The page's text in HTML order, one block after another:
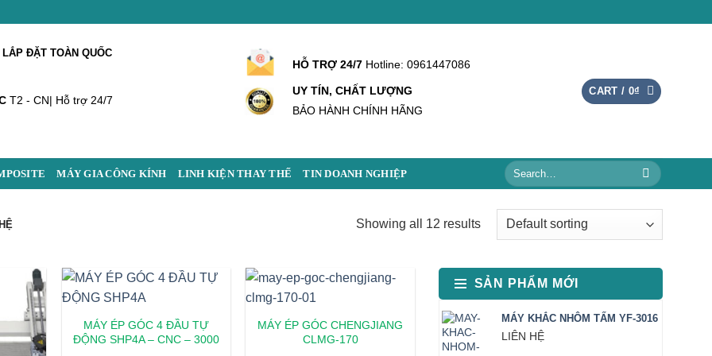
ĐẶT TOÀN QUỐC
T2 - CN| Hỗ trợ 24/7
HỖ TRỢ 24/7 Hotline: 0961447086
UY TÍN, CHẤT LƯỢNG
BẢO HÀNH CHÍNH HÃNG
CART / 0₫
MÁY GIA CÔNG KÍNH LINH KIỆN THAY THẾ TIN DOANH NGHIỆP
Search
for:
Showing all 12 results
MÁY ÉP GÓC 4 ĐẦU TỰ
ĐỘNG SHP4A – CNC – 3000
MÁY ÉP GÓC CHENGJIANG
CLMG-170
SẢN PHẨM MỚI
MÁY KHẮC NHÔM TẤM YF-3016
LIÊN HỆ